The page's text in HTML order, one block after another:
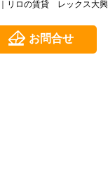
リロの賃貸 レックス大興
お問合せ